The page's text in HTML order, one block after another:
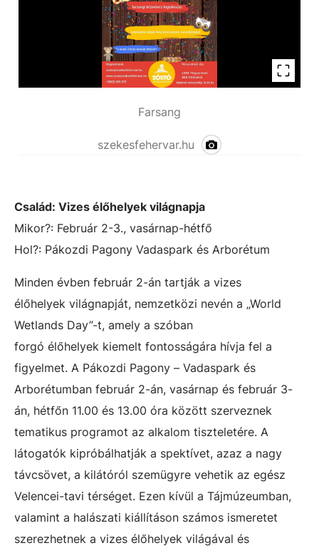
Farsang
szekesfehervar.hu
Család: Vizes élőhelyek világnapja
Mikor?: Február 2-3., vasárnap-hétfő
Hol?: Pákozdi Pagony Vadaspark és Arborétum
Minden évben február 2-án tartják a vizes
élőhelyek világnapját, nemzetközi nevén a „World
Wetlands Day”-t, amely a szóban
forgó élőhelyek kiemelt fontosságára hívja fel a
figyelmet. A Pákozdi Pagony – Vadaspark és
Arborétumban február 2-án, vasárnap és február 3-
án, hétfőn 11.00 és 13.00 óra között szerveznek
tematikus programot az alkalom tiszteletére. A
látogatók kipróbálhatják a spektívet, azaz a nagy
távcsövet, a kilátóról szemügyre vehetik az egész
Velencei-tavi térséget. Ezen kívül a Tájmúzeumban,
valamint a halászati kiállításon számos ismeretet
szerezhetnek a vizes élőhelyek világával és